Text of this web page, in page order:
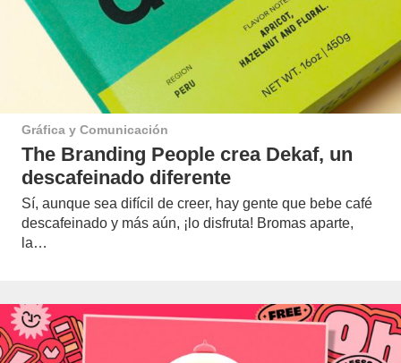
Gráfica y Comunicación
The Branding People crea Dekaf, un
descafeinado diferente
Sí, aunque sea difícil de creer, hay gente que bebe café
descafeinado y más aún, ¡lo disfruta! Bromas aparte,
la…